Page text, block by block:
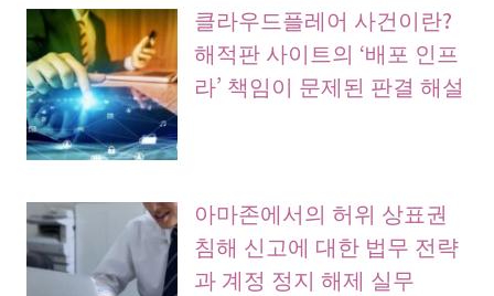
클라우드플레어 사건이란?
해적판 사이트의 ‘배포 인프
라’ 책임이 문제된 판결 해설
아마존에서의 허위 상표권
침해 신고에 대한 법무 전략
과 계정 정지 해제 실무